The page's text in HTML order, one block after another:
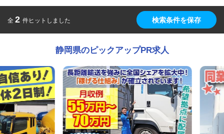
全 2 件ヒットしました 検索条件を保存
静岡県のピックアップPR求人